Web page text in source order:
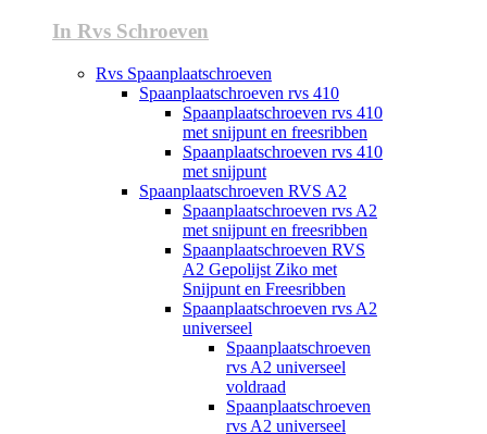
In Rvs Schroeven
Rvs Spaanplaatschroeven
Spaanplaatschroeven rvs 410
Spaanplaatschroeven rvs 410
met snijpunt en freesribben
Spaanplaatschroeven rvs 410
met snijpunt
Spaanplaatschroeven RVS A2
Spaanplaatschroeven rvs A2
met snijpunt en freesribben
Spaanplaatschroeven RVS
A2 Gepolijst Ziko met
Snijpunt en Freesribben
Spaanplaatschroeven rvs A2
universeel
Spaanplaatschroeven
rvs A2 universeel
voldraad
Spaanplaatschroeven
rvs A2 universeel